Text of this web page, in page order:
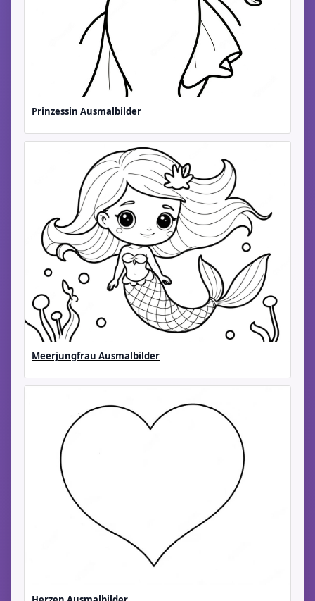
Prinzessin Ausmalbilder
Meerjungfrau Ausmalbilder